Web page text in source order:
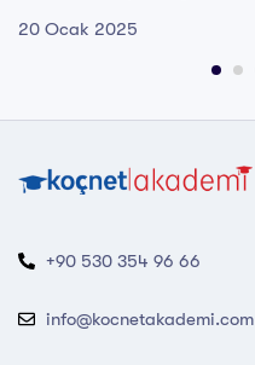
20 Ocak 2025
+90 530 354 96 66
info@kocnetakademi.com